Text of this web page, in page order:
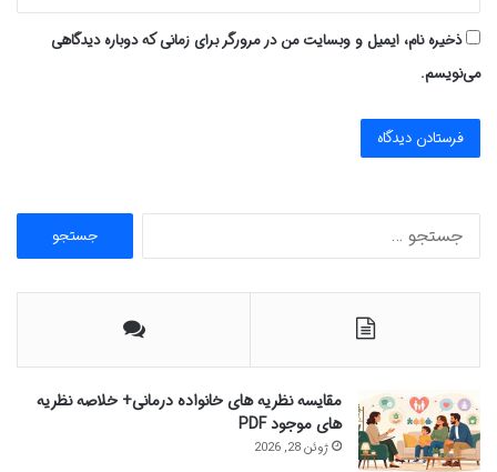
ذخیره نام، ایمیل و وبسایت من در مرورگر برای زمانی که دوباره دیدگاهی
می‌نویسم.
ج
و
ب
ر
ی
مقایسه نظریه های خانواده درمانی+ خلاصه نظریه
های موجود PDF
ژوئن 28, 2026